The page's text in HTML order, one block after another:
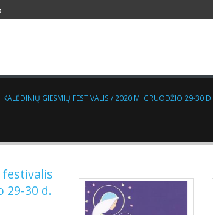
KALĖDINIŲ GIESMIŲ FESTIVALIS / 2020 M. GRUODŽIO 29-30 D.
festivalis
29-30 d.